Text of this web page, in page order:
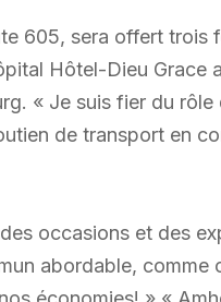
605, sera offert trois
Hôtel-Dieu Grace
« Je suis fier du
de transport en
occasions et des
abordable, comme